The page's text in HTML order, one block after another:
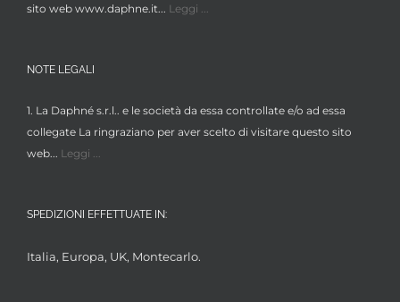
sito web www.daphne.it... Leggi ...
NOTE LEGALI
1. La Daphné s.r.l.. e le società da essa controllate e/o ad essa
collegate La ringraziano per aver scelto di visitare questo sito
web... Leggi ...
SPEDIZIONI EFFETTUATE IN:
Italia, Europa, UK, Montecarlo.